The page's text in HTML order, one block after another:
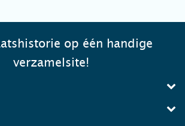
op één handige
verzamelsite!